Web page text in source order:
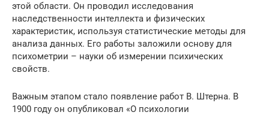
этой области. Он проводил исследования
наследственности интеллекта и физических
характеристик, используя статистические методы для
анализа данных. Его работы заложили основу для
психометрии – науки об измерении психических
свойств.
Важным этапом стало появление работ В. Штерна. В
1900 году он опубликовал «О психологии